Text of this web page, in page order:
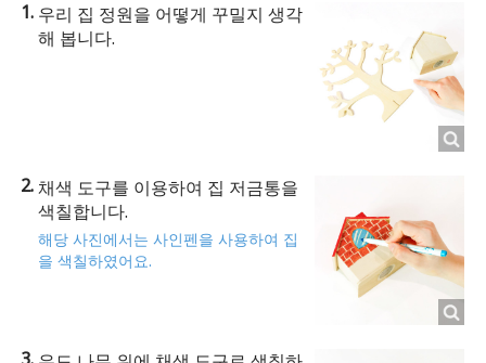
우리 집 정원을 어떻게 꾸밀지 생각
해 봅니다.
채색 도구를 이용하여 집 저금통을
색칠합니다.
해당 사진에서는 사인펜을 사용하여 집
을 색칠하였어요.